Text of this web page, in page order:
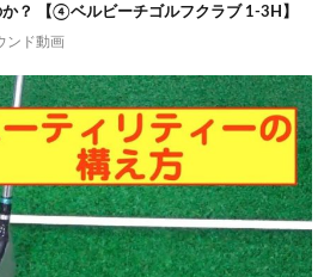
？ 【④ベルビーチゴルフクラブ 1-3H】
ンド動画